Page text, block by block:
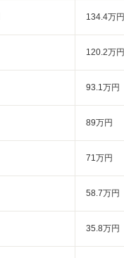
134.4万円
120.2万円
93.1万円
89万円
71万円
58.7万円
35.8万円